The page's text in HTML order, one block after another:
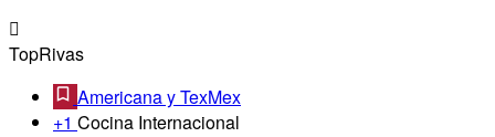
TopRivas
Americana y TexMex
+1 Cocina Internacional